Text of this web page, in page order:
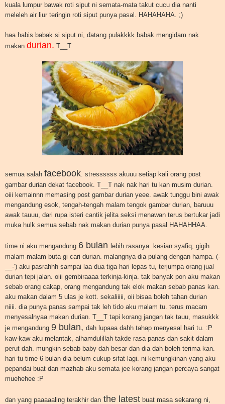
kuala lumpur bawak roti siput ni semata-mata takut cucu dia nanti
meleleh air liur teringin roti siput punya pasal. HAHAHAHA. ;)
haa habis babak si siput ni, datang pulakkkk babak mengidam nak
makan durian. T__T
semua salah facebook . stressssss akuuu setiap kali orang post
gambar durian dekat facebook. T__T nak nak hari tu kan musim durian.
oiii kemainnn memasing post gambar durian yeee. awak tunggu bini awak
mengandung esok, tengah-tengah malam tengok gambar durian, baruuu
awak tauuu, dari rupa isteri cantik jelita seksi menawan terus bertukar jadi
muka hulk semua sebab nak makan durian punya pasal HAHAHHAA.
time ni aku mengandung 6 bulan lebih rasanya. kesian syafiq, gigih
malam-malam buta gi cari durian. malangnya dia pulang dengan hampa. (-
__-') aku pasrahhh sampai laa dua tiga hari lepas tu, terjumpa orang jual
durian tepi jalan. oiii gembiraaaa terkinja-kinja. tak banyak pon aku makan
sebab orang cakap, orang mengandung tak elok makan sebab panas kan.
aku makan dalam 5 ulas je kott. sekaliiiii, oii bisaa boleh tahan durian
niiii. dia punya panas sampai tak leh tido aku malam tu. terus macam
menyesalnyaa makan durian. T__T tapi korang jangan tak tauu, masukkk
je mengandung 9 bulan, dah lupaaa dahh tahap menyesal hari tu. :P
kaw-kaw aku melantak, alhamdulillah takde rasa panas dan sakit dalam
perut dah. mungkin sebab baby dah besar dan dia dah boleh terima kan.
hari tu time 6 bulan dia belum cukup sifat lagi. ni kemungkinan yang aku
pepandai buat dan mazhab aku semata jee korang jangan percaya sangat
muehehee :P
dan yang paaaaaling terakhir dan the latest buat masa sekarang ni,